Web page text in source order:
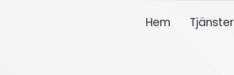
Hem Tjänster